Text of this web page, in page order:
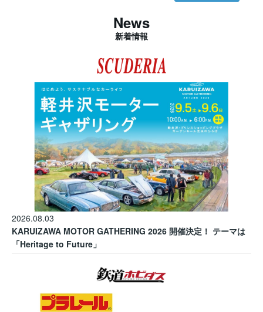
News
新着情報
2026.08.03
KARUIZAWA MOTOR GATHERING 2026 開催決定！ テーマは
「Heritage to Future」